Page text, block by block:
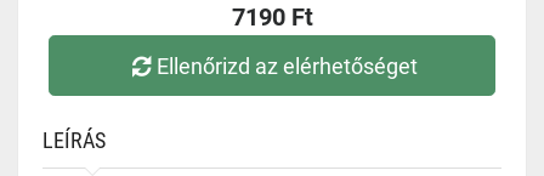
7190 Ft
Ellenőrizd az elérhetőséget
LEÍRÁS